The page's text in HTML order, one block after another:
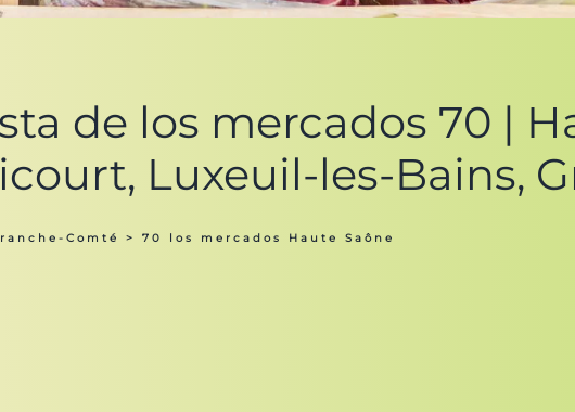
de los mercados 70 |
Luxeuil-les-Bains,
Comté > 70 los mercados Haute Saône